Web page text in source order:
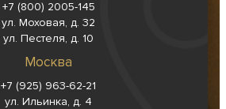
+7 (800) 2005-145
ул. Моховая, д. 32
ул. Пестеля, д. 10
Москва
+7 (925) 963-62-21
ул. Ильинка, д. 4